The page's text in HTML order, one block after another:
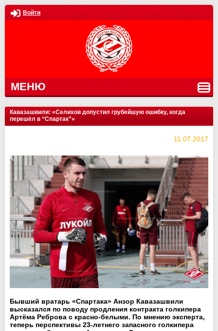
Войти
МЕНЮ
Кавазашвили: «Селихов допустил грубейшую ошибку, когда
перешёл в “Спартак”»
11.07.2017
Бывший вратарь «Спартака» Анзор Кавазашвили
высказался по поводу продления контракта голкипера
Артёма Реброва с красно-белыми. По мнению эксперта,
теперь перспективы 23-летнего запасного голкипера